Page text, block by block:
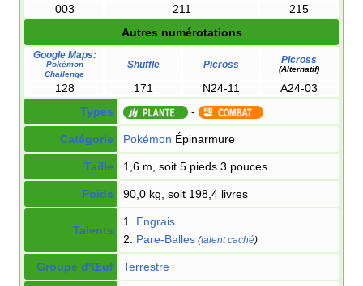
003 211
215
Autres numérotations
Google Maps:
Pokémon
Challenge
Shuffle Picross Picross
(Alternatif)
128 171 N24-11
A24-03
Types
-
Catégorie Pokémon Épinarmure
Taille 1,6 m, soit 5 pieds 3 pouces
Poids 90,0 kg, soit 198,4 livres
Talents
1. Engrais
2. Pare-Balles (talent caché)
Groupe d'Œuf Terrestre